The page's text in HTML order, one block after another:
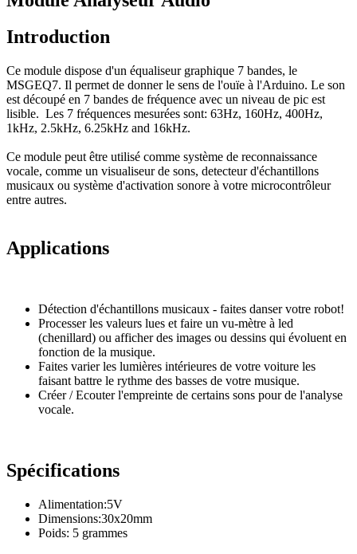
Introduction
Ce module dispose d'un équaliseur graphique 7 bandes, le
MSGEQ7. Il permet de donner le sens de l'ouïe à l'Arduino. Le son
est découpé en 7 bandes de fréquence avec un niveau de pic est
lisible. Les 7 fréquences mesurées sont: 63Hz, 160Hz, 400Hz,
1kHz, 2.5kHz, 6.25kHz and 16kHz.
Ce module peut être utilisé comme système de reconnaissance
vocale, comme un visualiseur de sons, detecteur d'échantillons
musicaux ou système d'activation sonore à votre microcontrôleur
entre autres.
Applications
Détection d'échantillons musicaux - faites danser votre robot!
Processer les valeurs lues et faire un vu-mètre à led
(chenillard) ou afficher des images ou dessins qui évoluent en
fonction de la musique.
Faites varier les lumières intérieures de votre voiture les
faisant battre le rythme des basses de votre musique.
Créer / Ecouter l'empreinte de certains sons pour de l'analyse
vocale.
Spécifications
Alimentation:5V
Dimensions:30x20mm
Poids: 5 grammes